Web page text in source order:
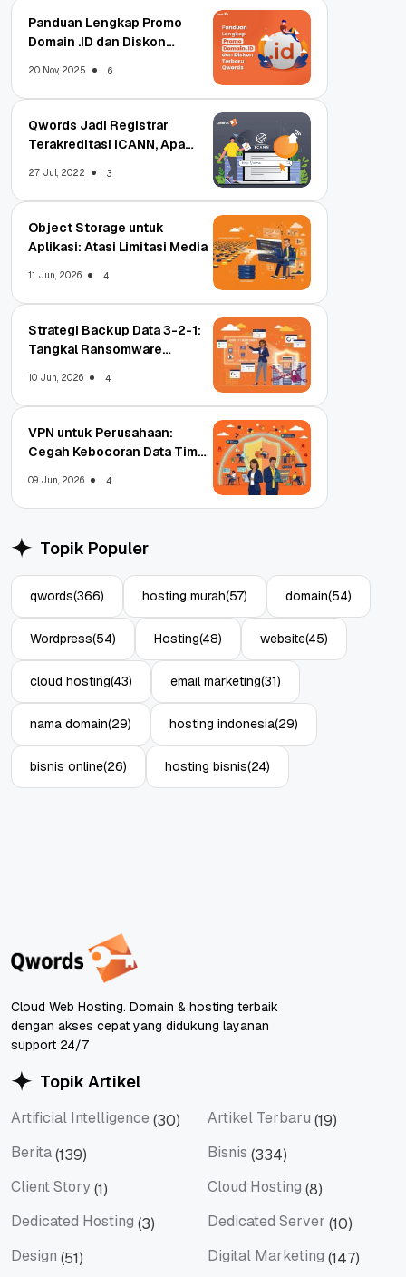
Panduan Lengkap Promo
Domain .ID dan Diskon
20 Nov, 2025 6
Qwords Jadi Registrar
Terakreditasi ICANN, Apa
27 Jul, 2022 3
Object Storage untuk
Aplikasi: Atasi Limitasi Media
11 Jun, 2026 4
Strategi Backup Data 3-2-1:
Tangkal Ransomware
10 Jun, 2026 4
VPN untuk Perusahaan:
Cegah Kebocoran Data Tim
09 Jun, 2026 4
Topik Populer
qwords(366) hosting murah(57) domain(54)
Wordpress(54) Hosting(48) website(45)
cloud hosting(43) email marketing(31)
nama domain(29) hosting indonesia(29)
bisnis online(26) hosting bisnis(24)
Cloud Web Hosting. Domain & hosting terbaik
dengan akses cepat yang didukung layanan
support 24/7
Topik Artikel
Artificial Intelligence (30) Artikel Terbaru (19)
Berita(139) Bisnis (334)
Client Story(1) Cloud Hosting (8)
Dedicated Hosting (3) Dedicated Server (10)
Design (51) Digital Marketing (147)